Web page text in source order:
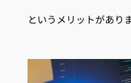
というメリットがありま